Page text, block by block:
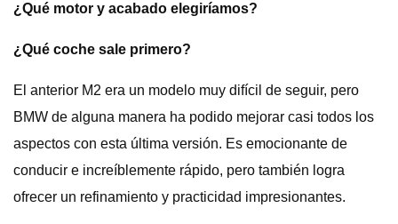
¿Qué motor y acabado elegiríamos?
¿Qué coche sale primero?
El anterior M2 era un modelo muy difícil de seguir, pero
BMW de alguna manera ha podido mejorar casi todos los
aspectos con esta última versión. Es emocionante de
conducir e increíblemente rápido, pero también logra
ofrecer un refinamiento y practicidad impresionantes.